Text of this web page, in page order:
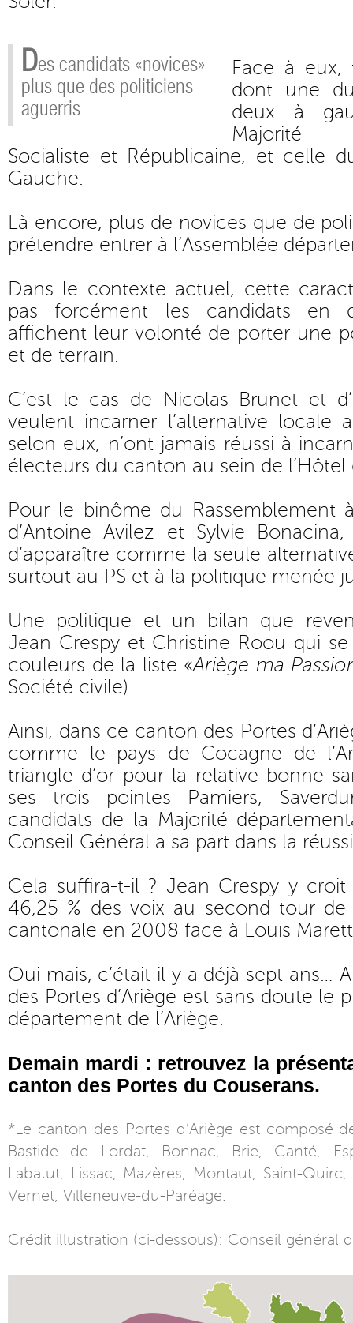
Des candidats «novices»
plus que des politiciens
aguerris
Face à eux,
dont une
deux à
Majorité
Socialiste et Républicaine, et celle
Gauche.
Là encore, plus de novices que de
prétendre entrer à l’Assemblée
Dans le contexte actuel, cette
pas forcément les candidats en
affichent leur volonté de porter une
et de terrain.
C’est le cas de Nicolas Brunet et
veulent incarner l’alternative locale
selon eux, n’ont jamais réussi à
électeurs du canton au sein de
Pour le binôme du Rassemblement
d’Antoine Avilez et Sylvie
d’apparaître comme la seule
surtout au PS et à la politique menée
Une politique et un bilan que
Jean Crespy et Christine Roou qui
couleurs de la liste «Ariège ma
Société civile).
Ainsi, dans ce canton des Portes
comme le pays de Cocagne de
triangle d’or pour la relative bonne
ses trois pointes Pamiers,
candidats de la Majorité
Conseil Général a sa part dans la
Cela suffira-t-il ? Jean Crespy y
46,25 % des voix au second tour
cantonale en 2008 face à Louis
Oui mais, c’était il y a déjà sept ans…
des Portes d’Ariège est sans doute le
département de l’Ariège.
Demain mardi : retrouvez la
canton des Portes du Couserans.
*Le canton des Portes d’Ariège est composé
Bastide de Lordat, Bonnac, Brie, Canté,
Labatut, Lissac, Mazères, Montaut, Saint-
Vernet, Villeneuve-du-Paréage.
Crédit illustration (ci-dessous): Conseil général